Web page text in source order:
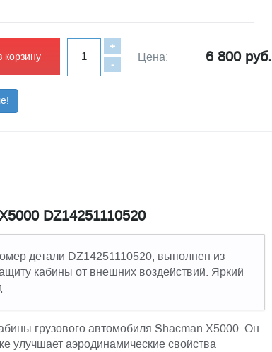
Цена: 6 800 руб.
корзину
-
+
DZ14251110520
детали DZ14251110520, выполнен из
кабины от внешних воздействий. Яркий
грузового автомобиля Shacman X5000. Он
улучшает аэродинамические свойства